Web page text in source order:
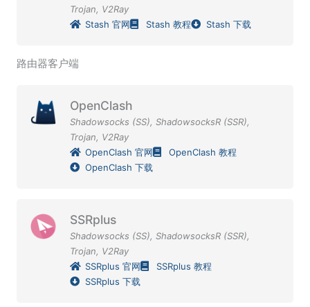
Trojan, V2Ray
Stash 官网
Stash 教程 Stash 下载
路由器客户端
OpenClash
Shadowsocks (SS), ShadowsocksR (SSR),
Trojan, V2Ray
OpenClash 官网
OpenClash 教程
OpenClash 下载
SSRplus
Shadowsocks (SS), ShadowsocksR (SSR),
Trojan, V2Ray
SSRplus 官网
SSRplus 教程
SSRplus 下载